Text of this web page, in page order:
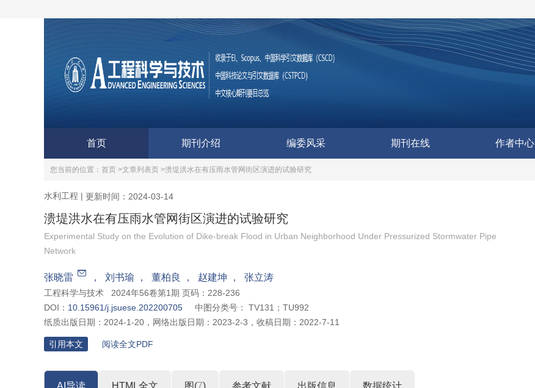
首页 期刊介绍 编委风采 期刊在线 作者中心
您当前的位置： 首页 >文章列表页 >溃堤洪水在有压雨水管网街区演进的试验研究
水利工程 | 更新时间：2024-03-14
溃堤洪水在有压雨水管网街区演进的试验研究
Experimental Study on the Evolution of Dike-break Flood in Urban Neighborhood Under Pressurized Stormwater Pipe
Network
张晓雷 ， 刘书瑜 ， 董柏良 ， 赵建坤 ， 张立涛
工程科学与技术
2024年56卷第1期 页码：228-236
DOI： 10.15961/j.jsuese.202200705 中图分类号：
TV131；TU992
纸质出版日期： 2024-1-20 ， 网络出版日期： 2023-2-3 ， 收稿日期： 2022-7-11
引用本文 阅读全文PDF
AI导读 HTML全文 图(7) 参考文献 出版信息 数据统计